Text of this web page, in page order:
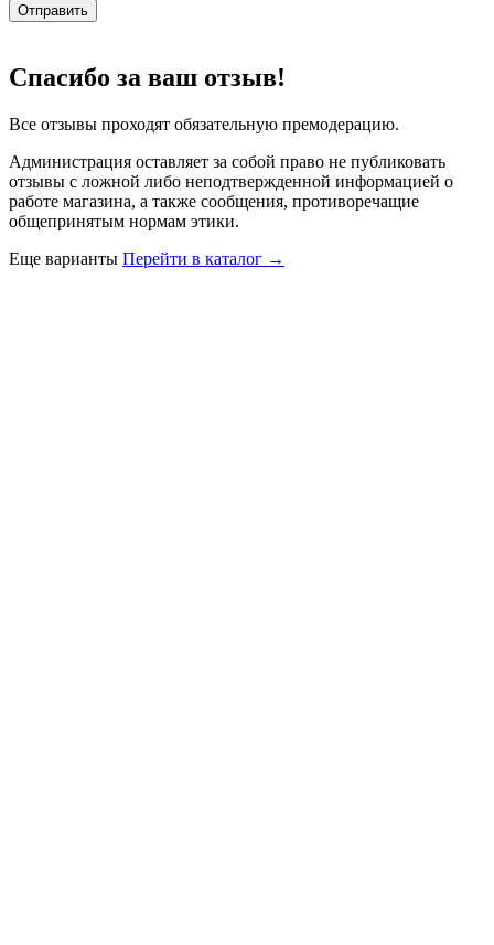
Отправить
Спасибо за ваш отзыв!
Все отзывы проходят обязательную премодерацию.
Администрация оставляет за собой право не публиковать
отзывы с ложной либо неподтвержденной информацией о
работе магазина, а также сообщения, противоречащие
общепринятым нормам этики.
Еще варианты Перейти в каталог →